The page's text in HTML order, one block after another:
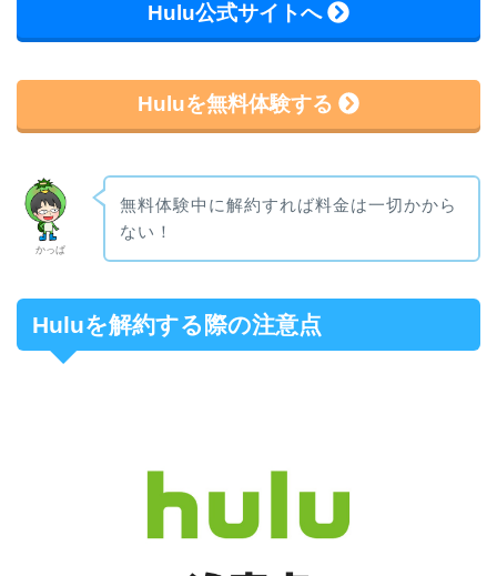
Hulu公式サイトへ
Huluを無料体験する
かっぱ
無料体験中に解約すれば料金は一切かから
ない！
Huluを解約する際の注意点